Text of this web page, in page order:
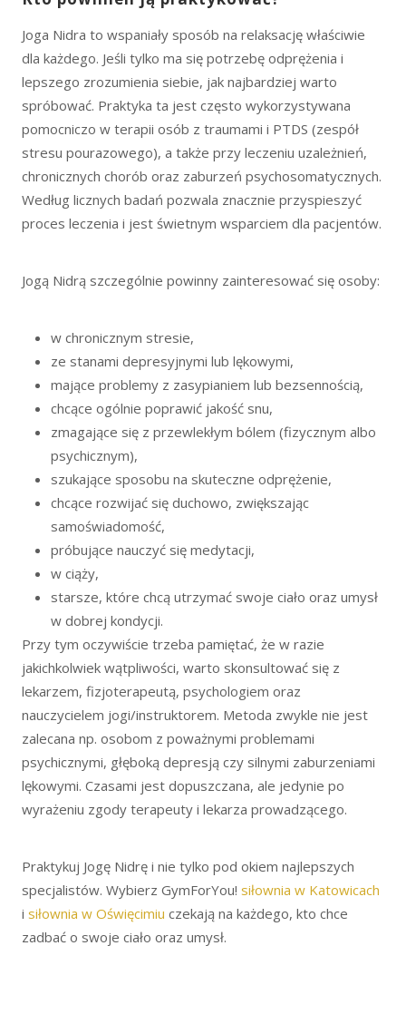
Joga Nidra to wspaniały sposób na relaksację właściwie
dla każdego. Jeśli tylko ma się potrzebę odprężenia i
lepszego zrozumienia siebie, jak najbardziej warto
spróbować. Praktyka ta jest często wykorzystywana
pomocniczo w terapii osób z traumami i PTDS (zespół
stresu pourazowego), a także przy leczeniu uzależnień,
chronicznych chorób oraz zaburzeń psychosomatycznych.
Według licznych badań pozwala znacznie przyspieszyć
proces leczenia i jest świetnym wsparciem dla pacjentów.
Jogą Nidrą szczególnie powinny zainteresować się osoby:
w chronicznym stresie,
ze stanami depresyjnymi lub lękowymi,
mające problemy z zasypianiem lub bezsennością,
chcące ogólnie poprawić jakość snu,
zmagające się z przewlekłym bólem (fizycznym albo
psychicznym),
szukające sposobu na skuteczne odprężenie,
chcące rozwijać się duchowo, zwiększając
samoświadomość,
próbujące nauczyć się medytacji,
w ciąży,
starsze, które chcą utrzymać swoje ciało oraz umysł
w dobrej kondycji.
Przy tym oczywiście trzeba pamiętać, że w razie
jakichkolwiek wątpliwości, warto skonsultować się z
lekarzem, fizjoterapeutą, psychologiem oraz
nauczycielem jogi/instruktorem. Metoda zwykle nie jest
zalecana np. osobom z poważnymi problemami
psychicznymi, głęboką depresją czy silnymi zaburzeniami
lękowymi. Czasami jest dopuszczana, ale jedynie po
wyrażeniu zgody terapeuty i lekarza prowadzącego.
Praktykuj Jogę Nidrę i nie tylko pod okiem najlepszych
specjalistów. Wybierz GymForYou! siłownia w Katowicach
i siłownia w Oświęcimiu czekają na każdego, kto chce
zadbać o swoje ciało oraz umysł.